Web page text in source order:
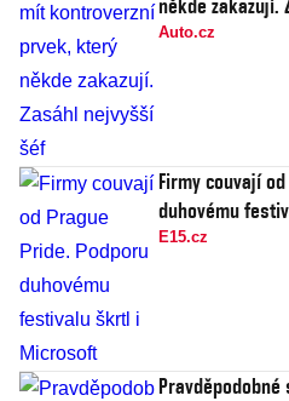
někde zakazují.
Auto.cz
Firmy couvají
duhovému
E15.cz